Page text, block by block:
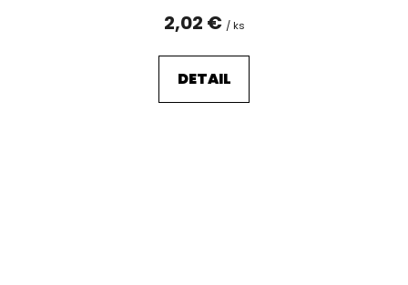
2,02 € / ks
DETAIL